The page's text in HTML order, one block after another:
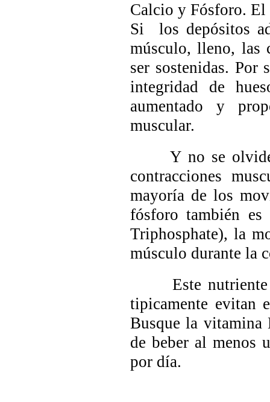
Calcio y Fósforo. El
Si los depósitos
músculo, lleno, las
ser sostenidas. Por
integridad de
aumentado y
muscular.
Y no se olvide
contracciones
mayoría de los
fósforo también
Triphosphate), la
músculo durante la
Este nutriente
tipicamente evitan
Busque la
de beber al menos
por día.